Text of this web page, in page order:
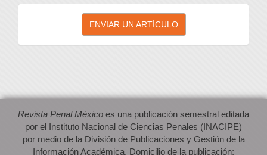
Enviar
artículo
ENVIAR UN ARTÍCULO
Revista Penal México es una publicación semestral editada
por el Instituto Nacional de Ciencias Penales (INACIPE)
por medio de la División de Publicaciones y Gestión de la
Información Académica. Domicilio de la publicación: